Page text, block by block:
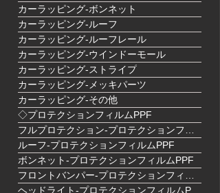
カーラッピング-ボンネット
カーラッピング-ルーフ
カーラッピング-ルーフレール
カーラッピング-ウインドーモール
カーラッピング-ストライプ
カーラッピング-メッキパーツ
カーラッピング-その他
◇プロテクションフィルムPPF
ルーフ-プロテクションフィルムPPF
ボンネット-プロテクションフィルムPPF